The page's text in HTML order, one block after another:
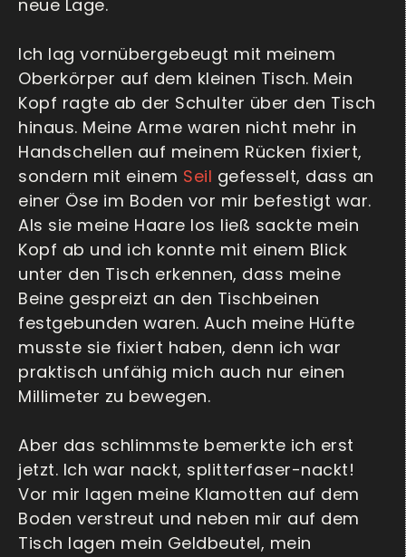
neue Lage.
Ich lag vornübergebeugt mit meinem
Oberkörper auf dem kleinen Tisch. Mein
Kopf ragte ab der Schulter über den Tisch
hinaus. Meine Arme waren nicht mehr in
Handschellen auf meinem Rücken fixiert,
sondern mit einem Seil gefesselt, dass an
einer Öse im Boden vor mir befestigt war.
Als sie meine Haare los ließ sackte mein
Kopf ab und ich konnte mit einem Blick
unter den Tisch erkennen, dass meine
Beine gespreizt an den Tischbeinen
festgebunden waren. Auch meine Hüfte
musste sie fixiert haben, denn ich war
praktisch unfähig mich auch nur einen
Millimeter zu bewegen.
Aber das schlimmste bemerkte ich erst
jetzt. Ich war nackt, splitterfaser-nackt!
Vor mir lagen meine Klamotten auf dem
Boden verstreut und neben mir auf dem
Tisch lagen mein Geldbeutel, mein